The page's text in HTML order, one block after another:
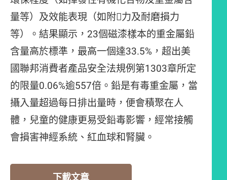
量等）及效能表現（如附力及耐磨損力
等）。結果顯示，23個磁漆樣本的重金屬鉛
含量高於標準，最高一個達33.5%，超出美
國聯邦消費者產品安全法規例第1303章所定
的限量0.06%逾557倍。鉛是有毒重金屬，當
攝入量超過每日排出量時，便會積聚在人
體，兒童的健康更易受鉛毒影響，經常接觸
會損害神經系統、紅血球和腎臟。
下載文章